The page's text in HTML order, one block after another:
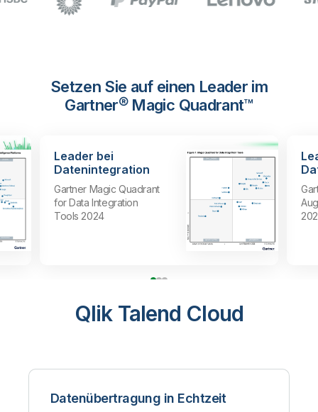
Setzen Sie auf einen Leader im
Gartner® Magic Quadrant™
Leader bei
Datenintegration
Gartner Magic Quadrant
for Data Integration
Tools 2024
Qlik Talend Cloud
Datenübertragung in Echtzeit